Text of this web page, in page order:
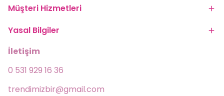
Müşteri Hizmetleri
Yasal Bilgiler
İletişim
0 531 929 16 36
trendimizbir@gmail.com